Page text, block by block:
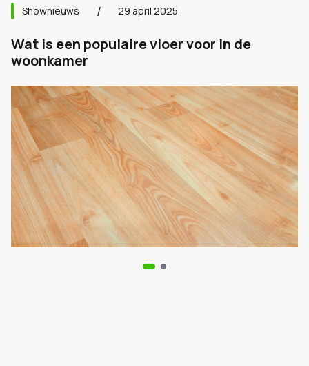
Shownieuws 29 april 2025
Wat is een populaire vloer voor in de
woonkamer